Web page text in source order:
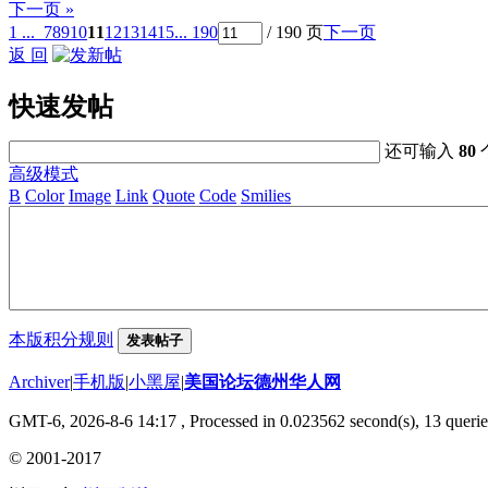
下一页 »
1 ... 789101112131415... 190 / 190 页下一页
返 回
快速发帖
还可输入80
高级模式
B Color Image Link Quote Code Smilies
本版积分规则 发表帖子
Archiver|手机版|小黑屋|美国论坛德州华人网
GMT-6, 2026-8-6 14:17 , Processed in 0.023562 second(s), 13
© 2001-2017